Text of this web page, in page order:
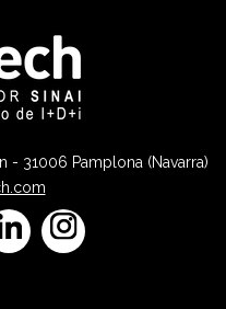
- 31006 Pamplona (Navarra)